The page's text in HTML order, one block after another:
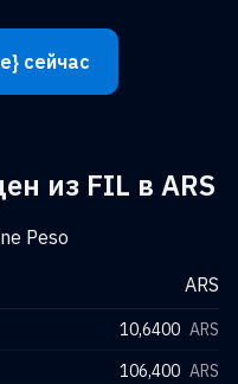
сейчас
из FIL в ARS
Peso
ARS
10,6400 ARS
106,400 ARS